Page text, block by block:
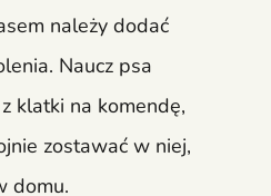
należy dodać
Naucz psa
klatki na komendę,
zostawać w niej,
domu.